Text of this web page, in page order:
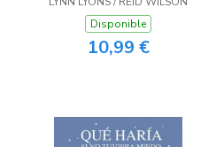
Disponible
10,99 €